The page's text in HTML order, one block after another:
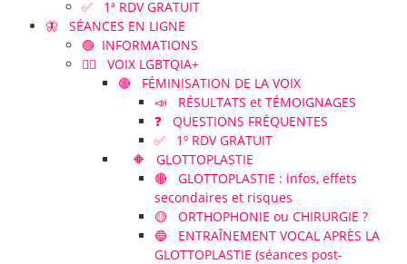
✅ 1ª RDV GRATUIT
🦋 SÉANCES EN LIGNE
🟢 INFORMATIONS
🏳️‍🌈 VOIX LGBTQIA+
🔴 FÉMINISATION DE LA VOIX
📣 RÉSULTATS et TÉMOIGNAGES
❓ QUESTIONS FRÉQUENTES
✅ 1º RDV GRATUIT
🔶 GLOTTOPLASTIE
🔴 GLOTTOPLASTIE : infos, effets
secondaires et risques
🟡 ORTHOPHONIE ou CHIRURGIE ?
🔵 ENTRAÎNEMENT VOCAL APRÈS LA
GLOTTOPLASTIE (séances post-